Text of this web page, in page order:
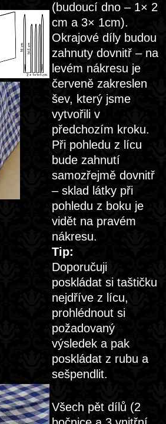
(budoucí dno – 1× 2
cm a 3× 1cm).
Okrajové díly budou
zahnuty dovnitř – na
levém nákresu je
červeně zakreslen
šev, který jsme
vytvořili v
předchozím kroku.
Při pohledu z lícu
bude zahnutí
samozřejmě dovnitř
– sklad látky při
pohledu z boku je
vidět na pravém
nákresu.
Tip:
Doporučuji
poskládat si taštičku
nejdříve z lícu,
prohlédnout si
požadovaný
výsledek a pak
poskládat z rubu a
sešpendlit.
Všech pět dílů (2